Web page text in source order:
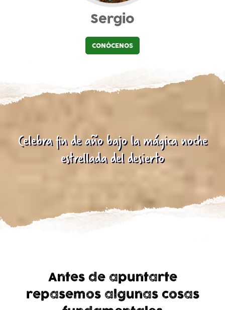
Sergio
CONÓCENOS
Celebra fin de año bajo la mágica noche
estrellada del desierto
Antes de apuntarte
repasemos algunas cosas